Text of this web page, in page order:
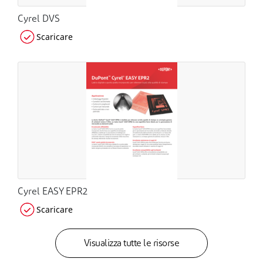
Cyrel DVS
Scaricare
Cyrel EASY EPR2
Scaricare
Visualizza tutte le risorse